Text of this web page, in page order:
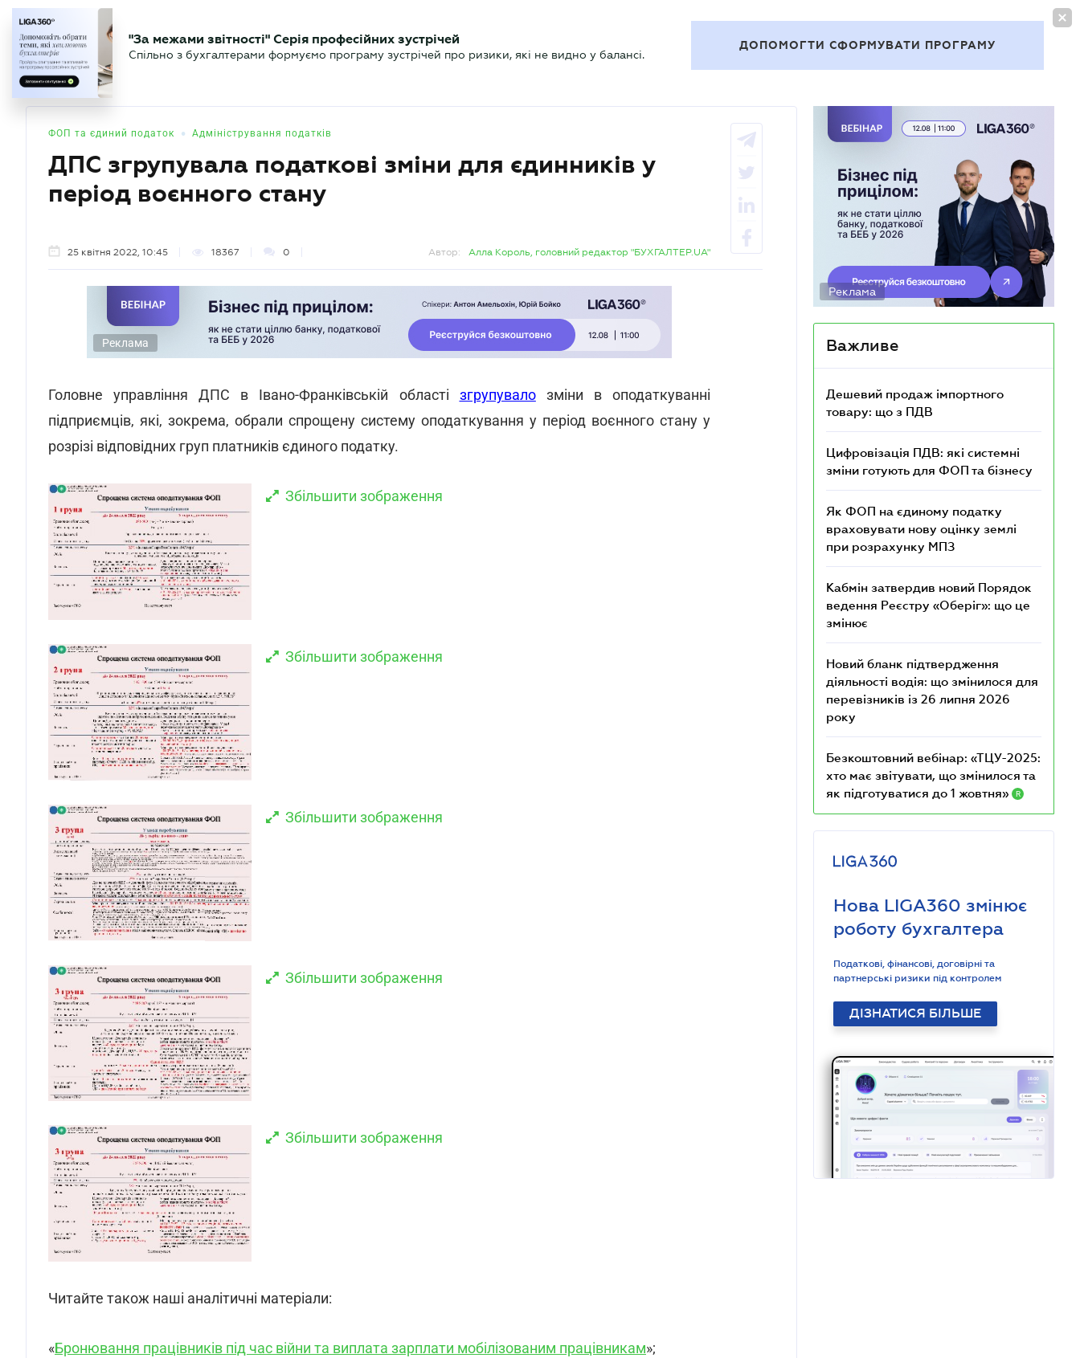
БУХГАЛТЕР Новини Аналітика Календар Актуально
"За межами звітності" Серія професійних зустрічей
Спільно з бухгалтерами формуємо програму зустрічей про ризики, які не видно у балансі.
ДОПОМОГТИ СФОРМУВАТИ ПРОГРАМУ
ФОП та єдиний податок • Адміністрування податків
ДПС згрупувала податкові зміни для єдинників у
період воєнного стану
25 квітня 2022, 10:45 18367 0 Автор: Алла Король, головний редактор "БУХГАЛТЕР.UA"
Реклама
Головне управління ДПС в Івано-Франківській області згрупувалозміни в оподаткуванні
підприємців, які, зокрема, обрали спрощену систему оподаткування у період воєнного стану у
розрізі відповідних груп платників єдиного податку.
Збільшити зображення
Збільшити зображення
Збільшити зображення
Збільшити зображення
Збільшити зображення
Читайте також наші аналітичні матеріали:
«Бронювання працівників під час війни та виплата зарплати мобілізованим працівникам»;
Реклама
Важливе
Дешевий продаж імпортного
товару: що з ПДВ
Цифровізація ПДВ: які системні
зміни готують для ФОП та бізнесу
Як ФОП на єдиному податку
враховувати нову оцінку землі
при розрахунку МПЗ
Кабмін затвердив новий Порядок
ведення Реєстру «Оберіг»: що це
змінює
Новий бланк підтвердження
діяльності водія: що змінилося для
перевізників із 26 липня 2026
року
Безкоштовний вебінар: «ТЦУ-2025:
хто має звітувати, що змінилося та
як підготуватися до 1 жовтня»
R
Нова LIGA360 змінює
роботу бухгалтера
Податкові, фінансові, договірні та
партнерські ризики під контролем
ДІЗНАТИСЯ БІЛЬШЕ